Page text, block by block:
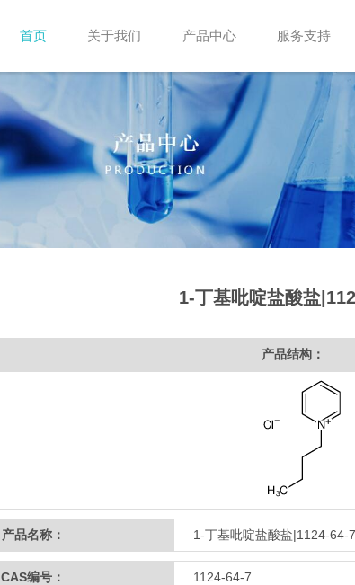
首页 关于我们 产品中心 服务支持
1-丁基吡啶盐酸盐
产品结构：
产品名称： 1-丁基吡啶盐酸盐|1124-64-7
CAS编号： 1124-64-7